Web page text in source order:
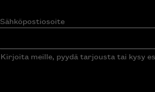
Sähköpostiosoite(Pakollinen)
Kirjoita